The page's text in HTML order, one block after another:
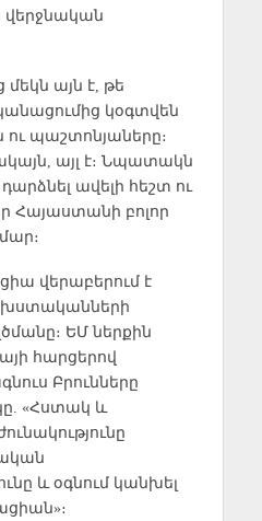
այն է, թե
կօգտվեն
ու պաշտոնյաները։
այլ է։ Նպատակն
ավելի հեշտ ու
բոլոր
վերաբերում է
ԵՄ ներքին
հարցերով
Բրունները
«Հստակ և
և օգնում կանխել